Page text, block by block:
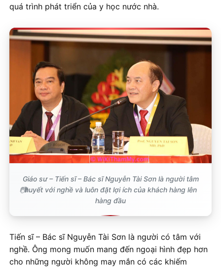
quá trình phát triển của y học nước nhà.
Giáo sư – Tiến sĩ – Bác sĩ Nguyễn Tài Sơn là người tâm
huyết với nghề và luôn đặt lợi ích của khách hàng lên
hàng đầu
Tiến sĩ – Bác sĩ Nguyễn Tài Sơn là người có tâm với
nghề. Ông mong muốn mang đến ngoại hình đẹp hơn
cho những người không may mắn có các khiếm